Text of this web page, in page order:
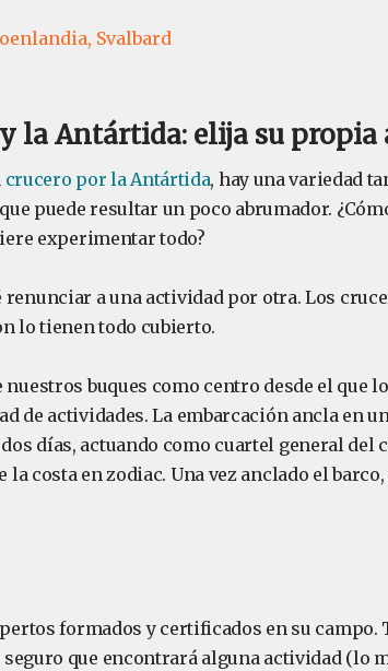
Svalbard
la Antártida: elija su propia
crucero por la Antártida, hay una variedad
puede resultar un poco abrumador.
experimentar todo?
a una actividad por otra. Los
lo tienen todo cubierto.
buques como centro desde el que
de actividades. La embarcación ancla en
días, actuando como cuartel general del
costa en zodiac. Una vez anclado el
formados y certificados en su campo.
que encontrará alguna actividad (lo